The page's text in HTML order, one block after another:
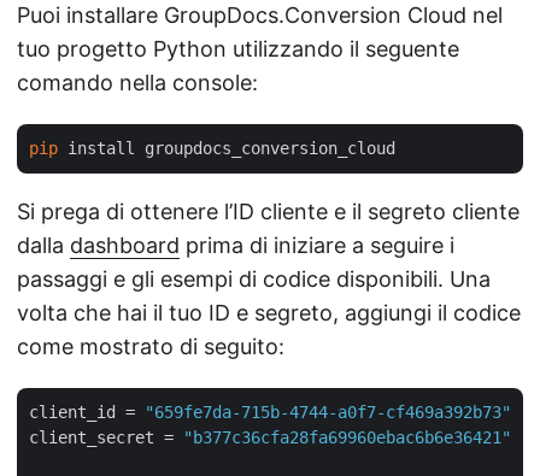
Puoi installare GroupDocs.Conversion Cloud nel
tuo progetto Python utilizzando il seguente
comando nella console:
pip
Si prega di ottenere l’ID cliente e il segreto cliente
dalla dashboard prima di iniziare a seguire i
passaggi e gli esempi di codice disponibili. Una
volta che hai il tuo ID e segreto, aggiungi il codice
come mostrato di seguito:
client_id =
"659fe7da-715b-4744-a0f7-cf469a392b73"
client_secret = "b377c36cfa28fa69960ebac6b6e36421"